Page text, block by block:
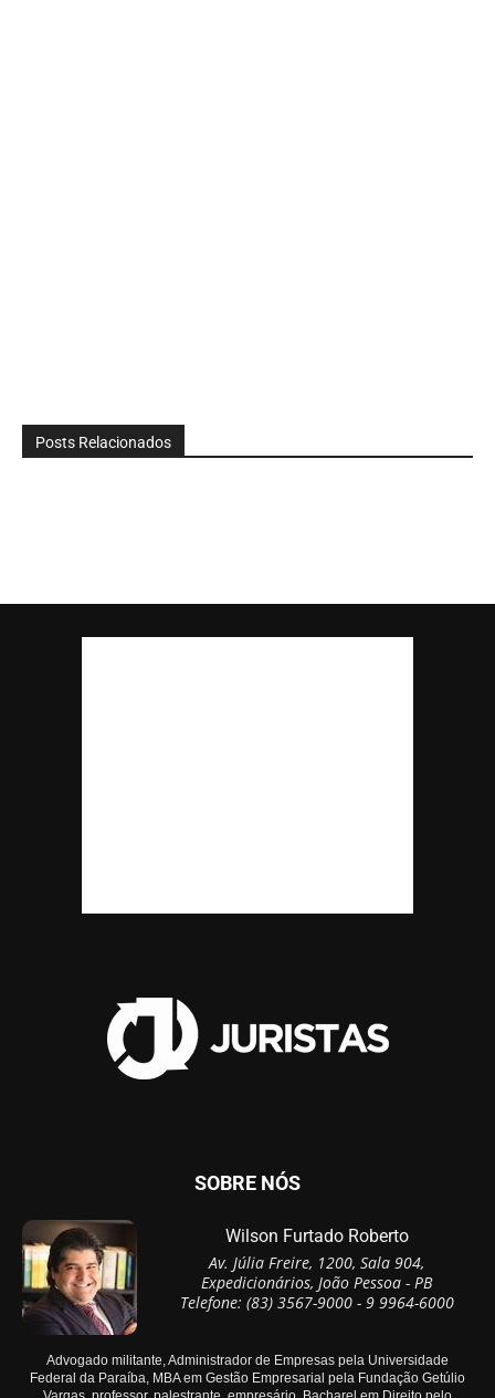
Posts Relacionados
SOBRE NÓS
Wilson Furtado Roberto
Av. Júlia Freire, 1200, Sala 904,
Expedicionários, João Pessoa - PB
Telefone: (83) 3567-9000 - 9 9964-6000
Advogado militante, Administrador de Empresas pela Universidade
Federal da Paraíba, MBA em Gestão Empresarial pela Fundação Getúlio